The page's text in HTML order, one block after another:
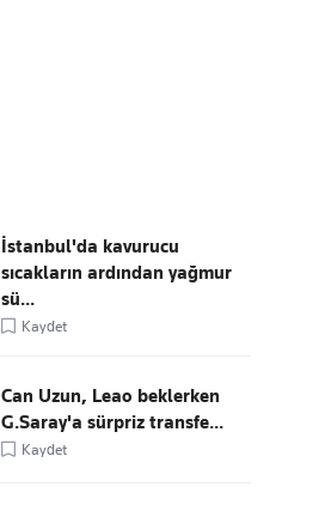
İstanbul'da kavurucu
sıcakların ardından yağmur
sü...
Kaydet
Can Uzun, Leao beklerken
G.Saray'a sürpriz transfe...
Kaydet